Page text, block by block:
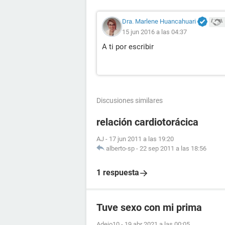
Dra. Marlene Huancahuari
15 jun 2016 a las 04:37
A ti por escribir
Discusiones similares
relación cardiotorácica
AJ - 17 jun 2011 a las 19:20
alberto-sp - 22 sep 2011 a las 18:56
1 respuesta
Tuve sexo con mi prima